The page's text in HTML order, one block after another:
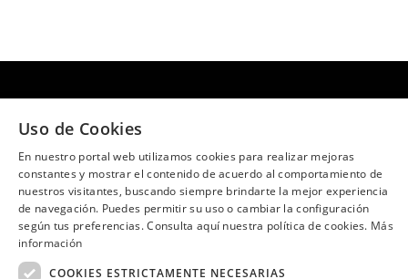
SÍGUENOS EN:
Image
Uso de Cookies
En nuestro portal web utilizamos cookies para realizar mejoras
constantes y mostrar el contenido de acuerdo al comportamiento de
nuestros visitantes, buscando siempre brindarte la mejor experiencia
de navegación. Puedes permitir su uso o cambiar la configuración
según tus preferencias. Consulta aquí nuestra política de cookies. Más
información
COOKIES ESTRICTAMENTE NECESARIAS